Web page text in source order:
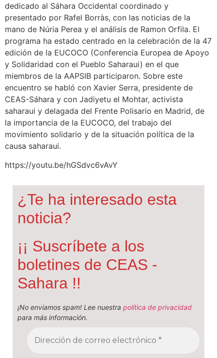
dedicado al Sáhara Occidental coordinado y
presentado por Rafel Borràs, con las noticias de la
mano de Núria Perea y el análisis de Ramon Orfila. El
programa ha estado centrado en la celebración de la 47
edición de la EUCOCO (Conferencia Europea de Apoyo
y Solidaridad con el Pueblo Saharaui) en el que
miembros de la AAPSIB participaron. Sobre este
encuentro se habló con Xavier Serra, presidente de
CEAS-Sáhara y con Jadiyetu el Mohtar, activista
saharaui y delagada del Frente Polisario en Madrid, de
la importancia de la EUCOCO, del trabajo del
movimiento solidario y de la situación política de la
causa saharaui.
https://youtu.be/hGSdvc6vAvY
¿Te ha interesado esta
noticia?
¡¡ Suscríbete a los
boletines de CEAS -
Sahara !!
¡No enviamos spam! Lee nuestra política de privacidad
para más información.